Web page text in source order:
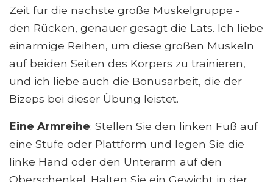
Zeit für die nächste große Muskelgruppe -
den Rücken, genauer gesagt die Lats. Ich liebe
einarmige Reihen, um diese großen Muskeln
auf beiden Seiten des Körpers zu trainieren,
und ich liebe auch die Bonusarbeit, die der
Bizeps bei dieser Übung leistet.
Eine Armreihe: Stellen Sie den linken Fuß auf
eine Stufe oder Plattform und legen Sie die
linke Hand oder den Unterarm auf den